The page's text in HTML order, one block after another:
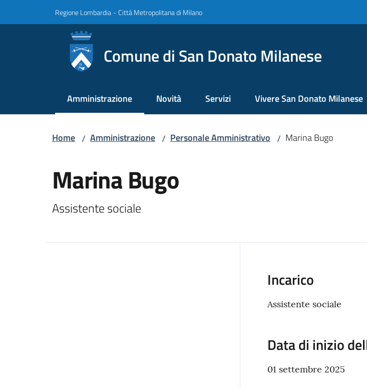
Regione Lombardia -Città Metropolitana di Milano
Comune di San Donato Milanese
Amministrazione
Menu selezionato Novità Servizi Vivere San Donato Milanese
Home / Amministrazione / Personale Amministrativo / Marina Bugo
Marina Bugo
Assistente sociale
Incarico
Assistente sociale
Data di inizio
01 settembre 2025